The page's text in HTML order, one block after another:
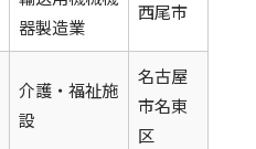
器製造業
西尾市
介護・福祉施
設
名古屋
市名東
区